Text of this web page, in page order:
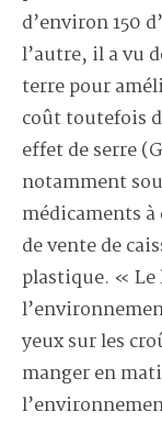
d’environ 150
l’autre, il a vu
terre pour
coût toutefois
effet de serre
notamment
médicaments
de vente de
plastique. « Le
yeux sur les
manger en